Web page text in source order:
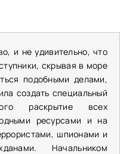
и не удивительно, что
скрывая в море
подобными делами,
создать специальный
раскрытие всех
ресурсами и на
шпионами и
Начальником